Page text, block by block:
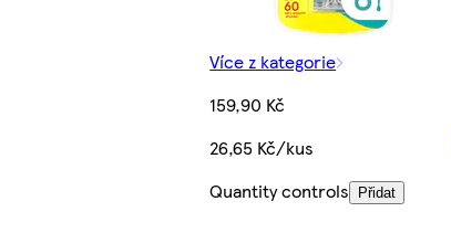
Více z kategorie
159,90 Kč
26,65 Kč/kus
Quantity controls Přidat